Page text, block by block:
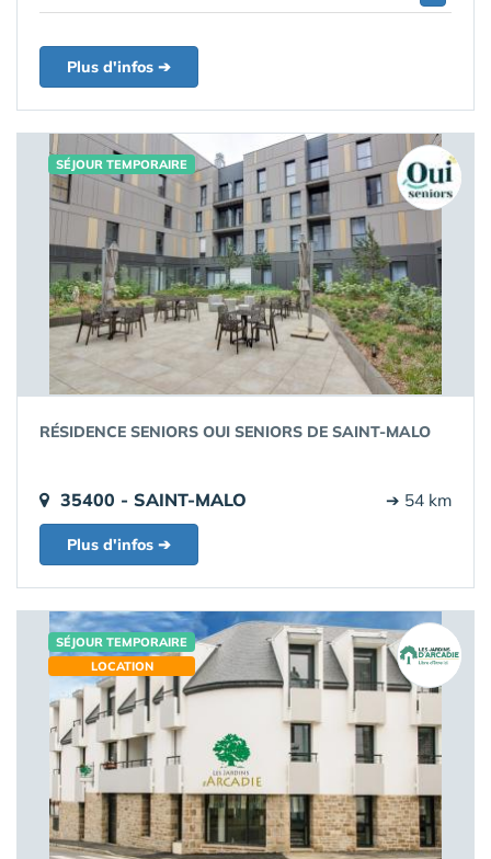
Plus d'infos ➔
SÉJOUR TEMPORAIRE
RÉSIDENCE SENIORS OUI SENIORS DE SAINT-MALO
35400 - SAINT-MALO ➔ 54 km
Plus d'infos ➔
SÉJOUR TEMPORAIRE
LOCATION